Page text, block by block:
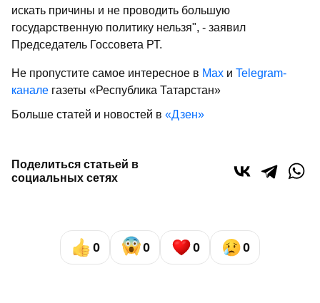
искать причины и не проводить большую
государственную политику нельзя", - заявил
Председатель Госсовета РТ.
Не пропустите самое интересное в Max и Telegram-
канале газеты «Республика Татарстан»
Больше статей и новостей в «Дзен»
Поделиться статьей в
социальных сетях
0 0 0 0